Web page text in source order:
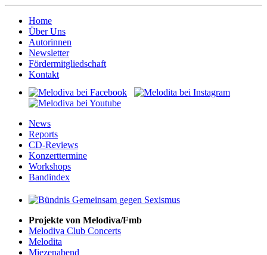
Home
Über Uns
Autorinnen
Newsletter
Fördermitgliedschaft
Kontakt
News
Reports
CD-Reviews
Konzerttermine
Workshops
Bandindex
Projekte von Melodiva/Fmb
Melodiva Club Concerts
Melodita
Miezenabend